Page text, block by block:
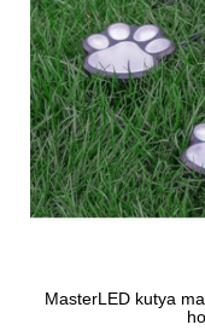
MasterLED kutya